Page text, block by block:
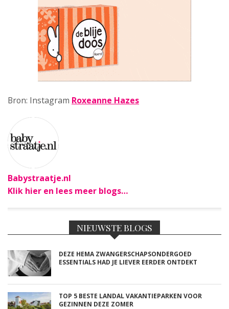
Bron: Instagram Roxeanne Hazes
Babystraatje.nl
Klik hier en lees meer blogs…
NIEUWSTE BLOGS
DEZE HEMA ZWANGERSCHAPSONDERGOED
ESSENTIALS HAD JE LIEVER EERDER ONTDEKT
TOP 5 BESTE LANDAL VAKANTIEPARKEN VOOR
GEZINNEN DEZE ZOMER